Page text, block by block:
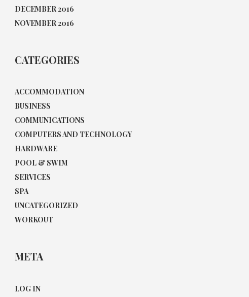
DECEMBER 2016
NOVEMBER 2016
CATEGORIES
ACCOMMODATION
BUSINESS
COMMUNICATIONS
COMPUTERS AND TECHNOLOGY
HARDWARE
POOL & SWIM
SERVICES
SPA
UNCATEGORIZED
WORKOUT
META
LOG IN